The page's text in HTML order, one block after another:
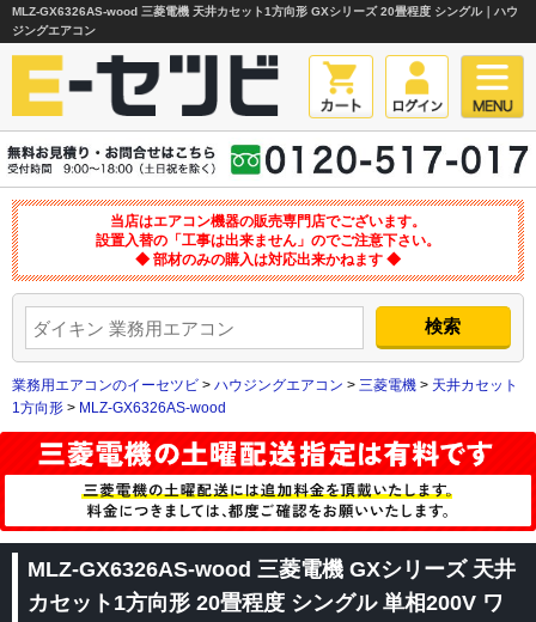
MLZ-GX6326AS-wood 三菱電機 天井カセット1方向形 GXシリーズ 20畳程度 シングル｜ハウ
ジングエアコン
当店はエアコン機器の販売専門店でございます。
設置入替の「工事は出来ません」のでご注意下さい。
◆ 部材のみの購入は対応出来かねます ◆
業務用エアコンのイーセツビ > ハウジングエアコン > 三菱電機 > 天井カセット
1方向形 > MLZ-GX6326AS-wood
MLZ-GX6326AS-wood 三菱電機 GXシリーズ 天井
カセット1方向形 20畳程度 シングル 単相200V ワ